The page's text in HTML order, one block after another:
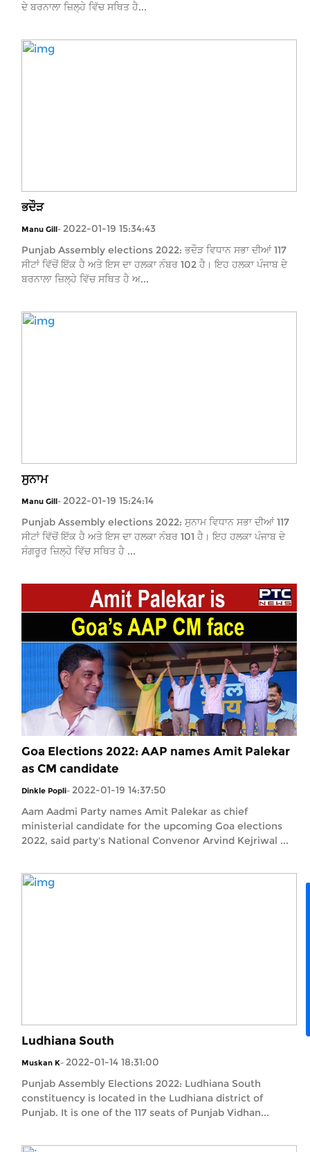
ਦੇ ਬਰਨਾਲਾ ਜ਼ਿਲ੍ਹੇ ਵਿੱਚ ਸਥਿਤ ਹੈ...
ਭਦੌੜ
Manu Gill- 2022-01-19 15:34:43
Punjab Assembly elections 2022: ਭਦੌੜ ਵਿਧਾਨ ਸਭਾ ਦੀਆਂ 117
ਸੀਟਾਂ ਵਿੱਚੋਂ ਇੱਕ ਹੈ ਅਤੇ ਇਸ ਦਾ ਹਲਕਾ ਨੰਬਰ 102 ਹੈ। ਇਹ ਹਲਕਾ ਪੰਜਾਬ ਦੇ
ਬਰਨਾਲਾ ਜ਼ਿਲ੍ਹੇ ਵਿੱਚ ਸਥਿਤ ਹੈ ਅ...
ਸੁਨਾਮ
Manu Gill- 2022-01-19 15:24:14
Punjab Assembly elections 2022: ਸੁਨਾਮ ਵਿਧਾਨ ਸਭਾ ਦੀਆਂ 117
ਸੀਟਾਂ ਵਿੱਚੋਂ ਇੱਕ ਹੈ ਅਤੇ ਇਸ ਦਾ ਹਲਕਾ ਨੰਬਰ 101 ਹੈ। ਇਹ ਹਲਕਾ ਪੰਜਾਬ ਦੇ
ਸੰਗਰੂਰ ਜ਼ਿਲ੍ਹੇ ਵਿੱਚ ਸਥਿਤ ਹੈ ...
Goa Elections 2022: AAP names Amit Palekar
as CM candidate
Dinkle Popli- 2022-01-19 14:37:50
Aam Aadmi Party names Amit Palekar as chief
ministerial candidate for the upcoming Goa elections
2022, said party's National Convenor Arvind Kejriwal ...
Ludhiana South
Muskan K- 2022-01-14 18:31:00
Punjab Assembly Elections 2022: Ludhiana South
constituency is located in the Ludhiana district of
Punjab. It is one of the 117 seats of Punjab Vidhan...